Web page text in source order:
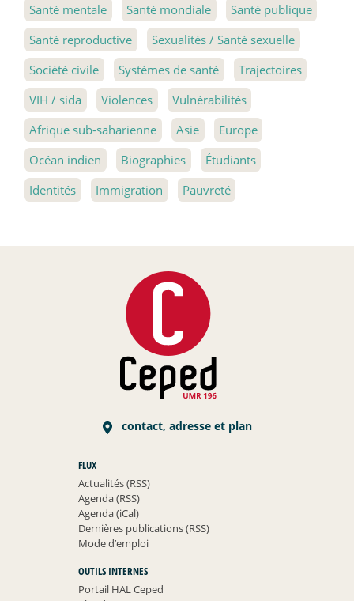
Santé mentale
Santé mondiale
Santé publique
Santé reproductive
Sexualités / Santé sexuelle
Société civile
Systèmes de santé
Trajectoires
VIH / sida
Violences
Vulnérabilités
Afrique sub-saharienne
Asie
Europe
Océan indien
Biographies
Étudiants
Identités
Immigration Pauvreté
contact, adresse et plan
FLUX
Actualités (RSS)
Agenda (RSS)
Agenda (iCal)
Dernières publications (RSS)
Mode d’emploi
OUTILS INTERNES
Portail HAL Ceped